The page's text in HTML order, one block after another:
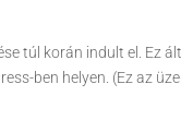
túl korán indult el. Ez
ben helyen. (Ez az